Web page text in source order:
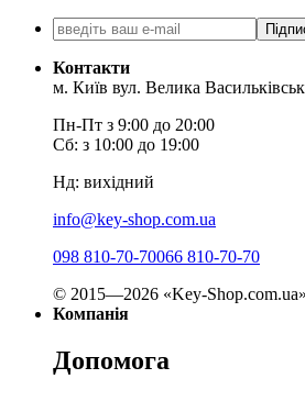
Контакти
м. Київ вул. Велика
Пн-Пт з 9:00 до 20:00
Сб: з 10:00 до 19:00
Нд: вихідний
info@key-shop.com.ua
098 810-70-70066 810-70-70
© 2015—2026 «Key-Shop.com.ua»
Компанія
Допомога